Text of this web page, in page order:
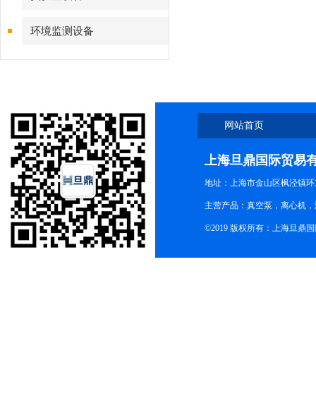
环境监测设备
网站首页
上海旦鼎国际贸易
地址：上海市金山区枫泾镇
主营产品：真空泵，离心机
©2019 版权所有：上海旦鼎